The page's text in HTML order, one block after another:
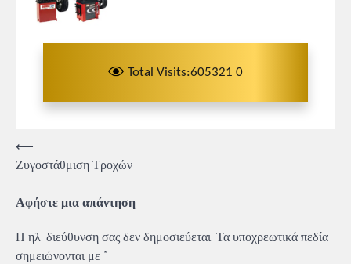
Total Visits:605321 0
Πλοήγηση
άρθρων
⟵
Ζυγοστάθμιση Τροχών
Αφήστε μια απάντηση
Η ηλ. διεύθυνση σας δεν δημοσιεύεται. Τα υποχρεωτικά πεδία
σημειώνονται με *